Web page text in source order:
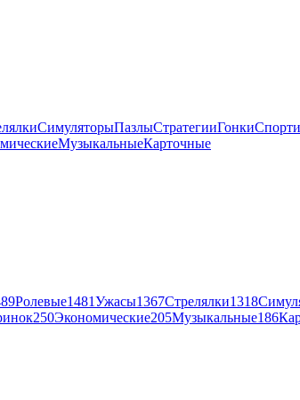
СимуляторыПазлыСтратегииГонки
МузыкальныеКарточные
Ролевые1481Ужасы1367Стрелялки1318
250Экономические205Музыкальные186